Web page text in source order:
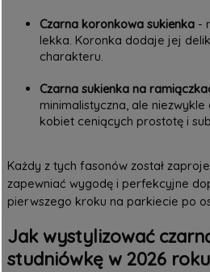
Czarna koronkowa sukienka-
lekka. Koronka dodaje jej
charakteru.
Czarna sukienka na
minimalistyczna, ale
kobiet ceniących prostotę i
Każdy z tych fasonów został
zapewniać wygodę i perfekcyjne
pierwszego kroku na parkiecie po
Jak wystylizować
studniówkę w 2026